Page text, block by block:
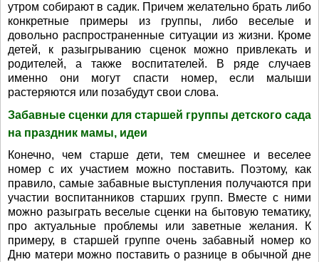
утром собирают в садик. Причем желательно брать либо
конкретные примеры из группы, либо веселые и
довольно распространенные ситуации из жизни. Кроме
детей, к разыгрыванию сценок можно привлекать и
родителей, а также воспитателей. В ряде случаев
именно они могут спасти номер, если малыши
растеряются или позабудут свои слова.
Забавные сценки для старшей группы детского сада
на праздник мамы, идеи
Конечно, чем старше дети, тем смешнее и веселее
номер с их участием можно поставить. Поэтому, как
правило, самые забавные выступления получаются при
участии воспитанников старших групп. Вместе с ними
можно разыграть веселые сценки на бытовую тематику,
про актуальные проблемы или заветные желания. К
примеру, в старшей группе очень забавный номер ко
Дню матери можно поставить о разнице в обычной дне